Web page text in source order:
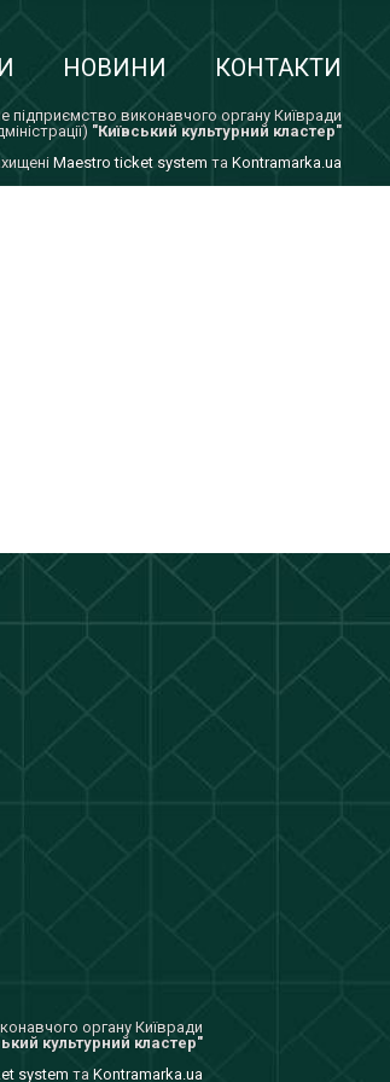
НОВИНИ КОНТАКТИ
підприємство виконавчого органу Київради
"Київський культурний кластер"
Maestro ticket system та Kontramarka.ua
органу Київради
культурний кластер"
system та Kontramarka.ua